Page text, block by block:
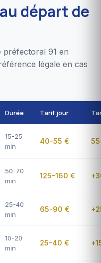
au départ de
préfectoral 91 en
légale en cas
Durée Tarif jour
15-25
min
40-55 €
50-70
min
125-160 €
25-40
min
65-90 €
10-20
min
25-40 €